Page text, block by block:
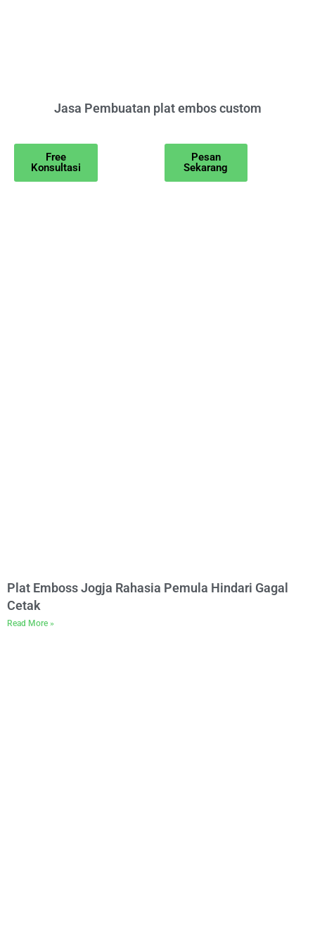
Jasa Pembuatan plat embos custom
Free
Konsultasi
Pesan
Sekarang
Plat Emboss Jogja Rahasia Pemula Hindari Gagal
Cetak
Read More »